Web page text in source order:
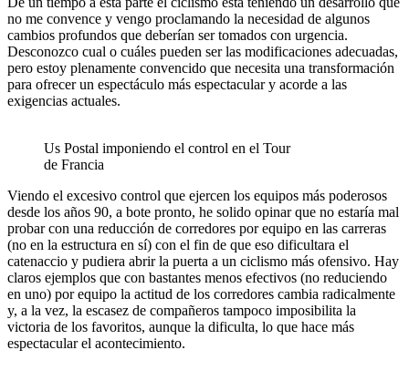
no me convence y vengo proclamando la necesidad de algunos
cambios profundos que deberían ser tomados con urgencia.
Desconozco cual o cuáles pueden ser las modificaciones adecuadas,
pero estoy plenamente convencido que necesita una transformación
para ofrecer un espectáculo más espectacular y acorde a las
exigencias actuales.
Us Postal imponiendo el control en el Tour
de Francia
Viendo el excesivo control que ejercen los equipos más poderosos
desde los años 90, a bote pronto, he solido opinar que no estaría mal
probar con una reducción de corredores por equipo en las carreras
(no en la estructura en sí) con el fin de que eso dificultara el
catenaccio y pudiera abrir la puerta a un ciclismo más ofensivo. Hay
claros ejemplos que con bastantes menos efectivos (no reduciendo
en uno) por equipo la actitud de los corredores cambia radicalmente
y, a la vez, la escasez de compañeros tampoco imposibilita la
victoria de los favoritos, aunque la dificulta, lo que hace más
espectacular el acontecimiento.